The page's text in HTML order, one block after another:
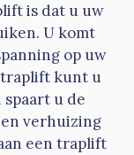
is dat u uw
U komt
op uw
traplift kunt u
u de
verhuizing
een traplift